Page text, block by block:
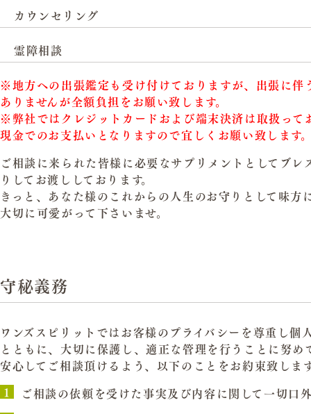
カウンセリング
霊障相談
※地方への出張鑑定も受け付けておりますが、出張に伴
ありませんが全額負担をお願い致します。
※弊社ではクレジットカードおよび端末決済は取扱って
現金でのお支払いとなりますので宜しくお願い致します
ご相談に来られた皆様に必要なサプリメントとしてブ
りしてお渡ししております。
きっと、あなた様のこれからの人生のお守りとして味方
大切に可愛がって下さいませ。
守秘義務
ワンズスピリットではお客様のプライバシーを尊重し個
とともに、大切に保護し、適正な管理を行うことに努め
安心してご相談頂けるよう、以下のことをお約束致しま
ご相談の依頼を受けた事実及び内容に関して一切口